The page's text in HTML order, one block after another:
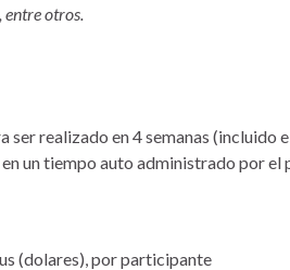
otros.
ser realizado en 4 semanas
en un tiempo auto administrado por el
(dolares), por participante